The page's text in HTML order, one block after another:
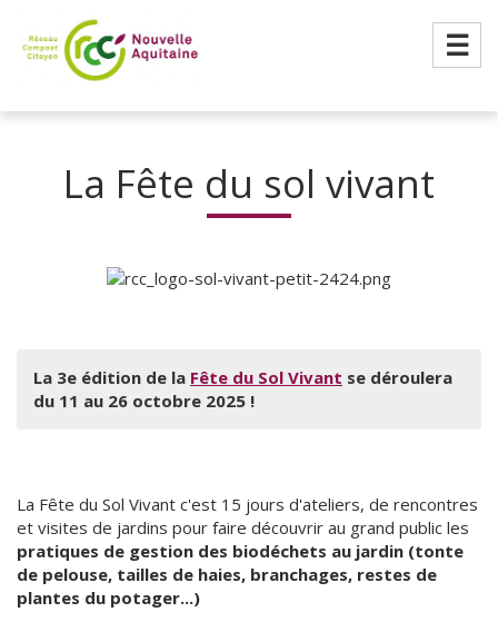
☰
La Fête du sol vivant
La 3e édition de la Fête du Sol Vivant se déroulera
du 11 au 26 octobre 2025 !
La Fête du Sol Vivant c'est 15 jours d'ateliers, de rencontres
et visites de jardins pour faire découvrir au grand public les
pratiques de gestion des biodéchets au jardin (tonte
de pelouse, tailles de haies, branchages, restes de
plantes du potager...)